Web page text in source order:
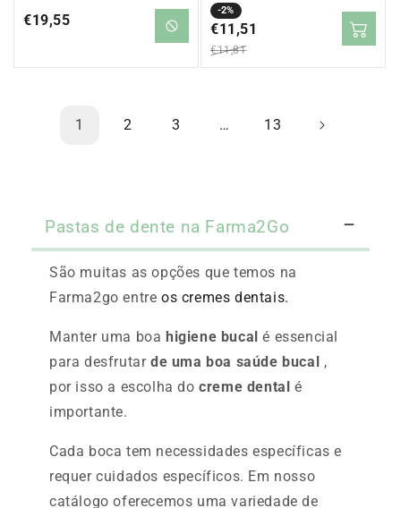
Precio
€19,55
-2%
Precio
en
oferta
€11,51
Precio
regular
€11,81
1 2 3 … 13
Pastas de dente na Farma2Go
São muitas as opções que temos na
Farma2go entre os cremes dentais.
Manter uma boa higiene bucal é essencial
para desfrutar de uma boa saúde bucal ,
por isso a escolha docreme dental é
importante.
Cada boca tem necessidades específicas e
requer cuidados específicos. Em nosso
catálogo oferecemos uma variedade de